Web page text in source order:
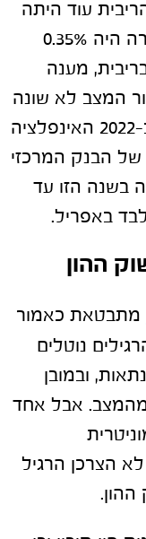
השוואה, רק באפריל 2022 הריבית עוד היתה
יכולה להיחשב "אפסית", כששיעורה היה 0.35%
מענה
המצב לא שונה
בהרבה ברבות ממדינות העולם. ב-2022 האינפלציה
והריבית של הבנק המרכזי
בשנה הזו עד
ההון
מתבטאת כאמור
נוטלים
ובמובן
מהמצב. אבל אחד
הצרכן הרגיל